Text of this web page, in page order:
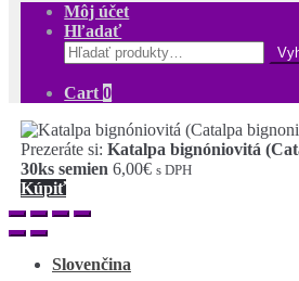
Môj účet
Hľadať
Hľadať:
Cart0
Prezeráte si:Katalpa bignóniovitá
30ks semien 6,00€ s DPH
Kúpiť
Slovenčina